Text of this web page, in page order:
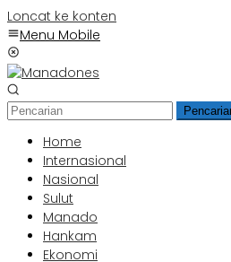
Loncat ke konten
Menu Mobile
Home
Internasional
Nasional
Sulut
Manado
Hankam
Ekonomi